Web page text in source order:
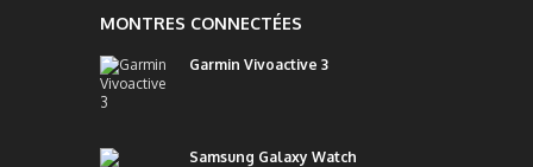
MONTRES CONNECTÉES
Garmin Vivoactive 3
Samsung Galaxy Watch